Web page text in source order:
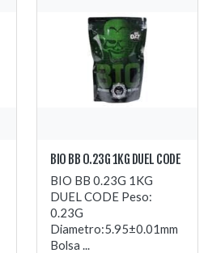
BIO BB 0.23G 1KG DUEL CODE
BIO BB 0.23G 1KG
DUEL CODE Peso:
0.23G
Diametro:5.95±0.01mm
Bolsa ...